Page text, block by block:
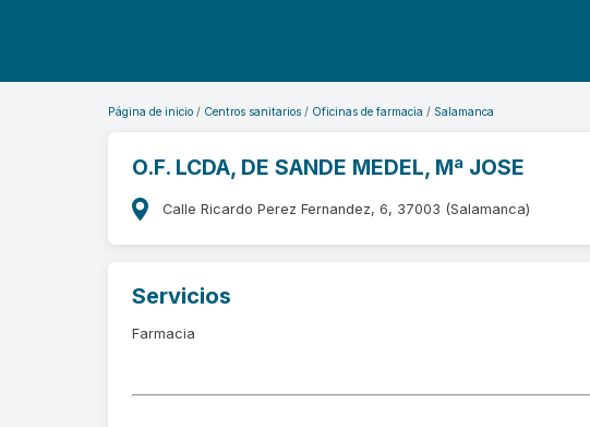
Página de inicio Centros sanitarios Oficinas de farmacia Salamanca
O.F. LCDA, DE SANDE MEDEL, Mª JOSE
Calle Ricardo Perez Fernandez, 6, 37003 (Salamanca)
Servicios
Farmacia